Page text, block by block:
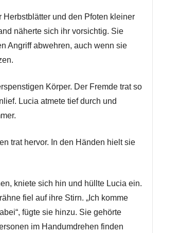
und den Pfoten kleiner
näherte sich ihr vorsichtig. Sie
Angriff abwehren, auch wenn sie
Körper. Der Fremde trat so
Lucia atmete tief durch und
trat hervor. In den Händen hielt sie
kniete sich hin und hüllte Lucia ein.
fiel auf ihre Stirn. „Ich komme
fügte sie hinzu. Sie gehörte
im Handumdrehen finden